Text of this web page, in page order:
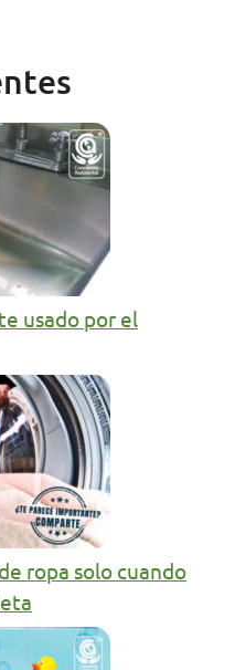
usado por el
ropa solo cuando